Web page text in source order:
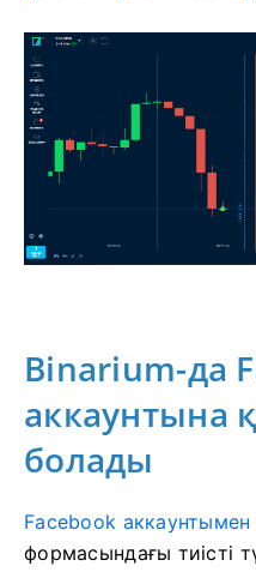
Binarium-да
аккаунтына
болады
Facebook аккаунтымен
формасындағы тиісті